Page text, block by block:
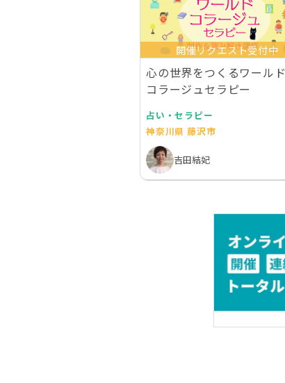
開催リクエスト受付中
心の世界をつくるワールド
コラージュセラピー
占い・セラピー
神奈川県 藤沢市
吉田結妃